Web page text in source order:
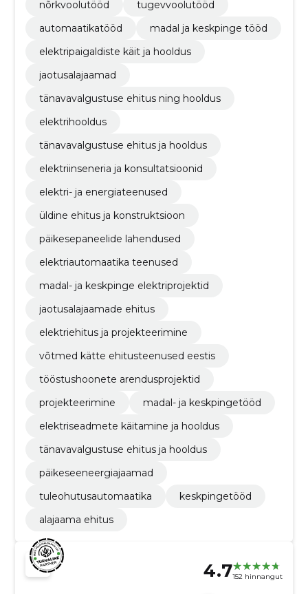
nõrkvoolutööd
tugevvoolutööd
automaatikatööd
madal ja keskpinge tööd
elektripaigaldiste käit ja hooldus
jaotusalajaamad
tänavavalgustuse ehitus ning hooldus
elektrihooldus
tänavavalgustuse ehitus ja hooldus
elektriinseneria ja konsultatsioonid
elektri- ja energiateenused
üldine ehitus ja konstruktsioon
päikesepaneelide lahendused
elektriautomaatika teenused
madal- ja keskpinge elektriprojektid
jaotusalajaamade ehitus
elektriehitus ja projekteerimine
võtmed kätte ehitusteenused eestis
tööstushoonete arendusprojektid
projekteerimine
madal- ja keskpingetööd
elektriseadmete käitamine ja hooldus
tänavavalgustuse ehitus ja hooldus
päikeseeneergiajaamad
tuleohutusautomaatika
keskpingetööd
alajaama ehitus
4.7152 hinnangut